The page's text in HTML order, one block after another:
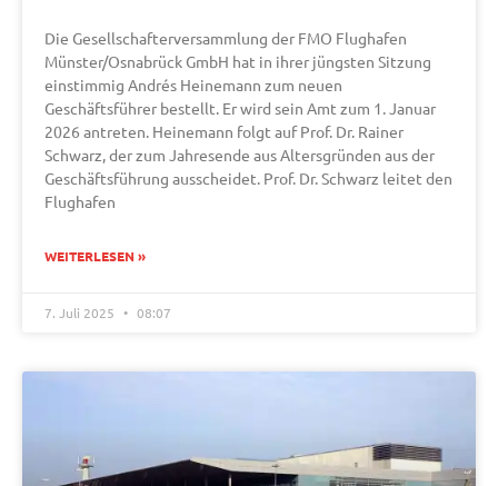
Die Gesellschafterversammlung der FMO Flughafen
Münster/Osnabrück GmbH hat in ihrer jüngsten Sitzung
einstimmig Andrés Heinemann zum neuen
Geschäftsführer bestellt. Er wird sein Amt zum 1. Januar
2026 antreten. Heinemann folgt auf Prof. Dr. Rainer
Schwarz, der zum Jahresende aus Altersgründen aus der
Geschäftsführung ausscheidet. Prof. Dr. Schwarz leitet den
Flughafen
WEITERLESEN »
7. Juli 2025 08:07